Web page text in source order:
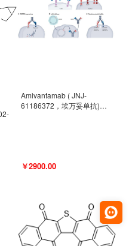
Amivantamab ( JNJ-
61186372，埃万妥单抗)
￥2900.00